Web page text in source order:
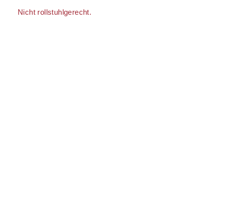
Nicht rollstuhlgerecht.